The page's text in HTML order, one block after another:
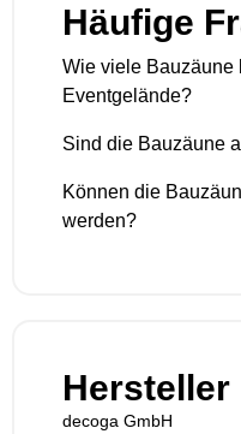
Häufige
Wie viele Bauzäune
Eventgelände?
Sind die Bauzäune
Können die
werden?
Hersteller
decoga GmbH